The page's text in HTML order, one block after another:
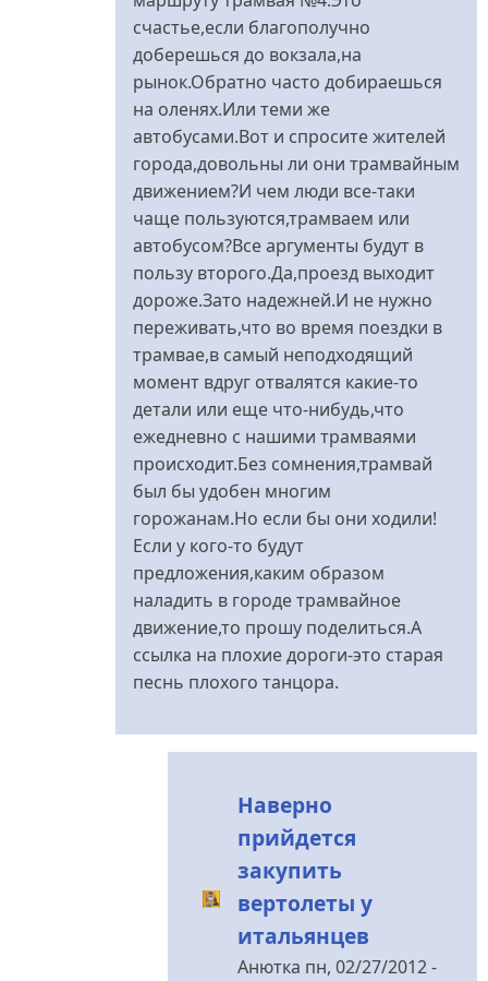
счастье,если благополучно
доберешься до вокзала,на
рынок.Обратно часто добираешься
на оленях.Или теми же
автобусами.Вот и спросите жителей
города,довольны ли они трамвайным
движением?И чем люди все-таки
чаще пользуются,трамваем или
автобусом?Все аргументы будут в
пользу второго.Да,проезд выходит
дороже.Зато надежней.И не нужно
переживать,что во время поездки в
трамвае,в самый неподходящий
момент вдруг отвалятся какие-то
детали или еще что-нибудь,что
ежедневно с нашими трамваями
происходит.Без сомнения,трамвай
был бы удобен многим
горожанам.Но если бы они ходили!
Если у кого-то будут
предложения,каким образом
наладить в городе трамвайное
движение,то прошу поделиться.А
ссылка на плохие дороги-это старая
песнь плохого танцора.
Наверно
прийдется
закупить
вертолеты у
итальянцев
Анютка пн, 02/27/2012 -